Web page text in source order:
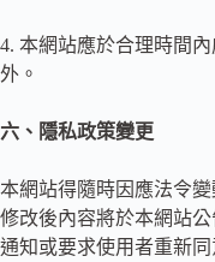
4. 本網站應於合理時間
外。
六、隱私政策變更
本網站得隨時因應法令
修改後內容將於本網站
通知或要求使用者重新同